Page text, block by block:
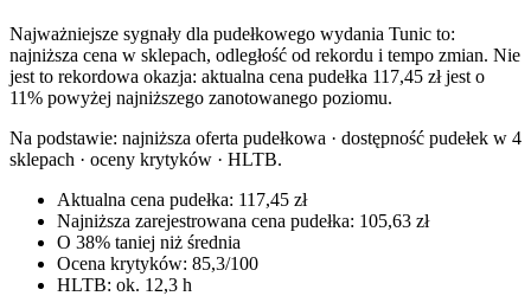
Najważniejsze sygnały dla pudełkowego wydania Tunic to:
najniższa cena w sklepach, odległość od rekordu i tempo zmian. Nie
jest to rekordowa okazja: aktualna cena pudełka 117,45 zł jest o
11% powyżej najniższego zanotowanego poziomu.
Na podstawie: najniższa oferta pudełkowa · dostępność pudełek w 4
sklepach · oceny krytyków · HLTB.
Aktualna cena pudełka: 117,45 zł
Najniższa zarejestrowana cena pudełka: 105,63 zł
O 38% taniej niż średnia
Ocena krytyków: 85,3/100
HLTB: ok. 12,3 h